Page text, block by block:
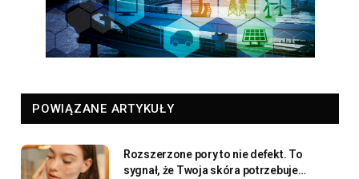
POWIĄZANE ARTYKUŁY
Rozszerzone pory to nie defekt. To
sygnał, że Twoja skóra potrzebuje